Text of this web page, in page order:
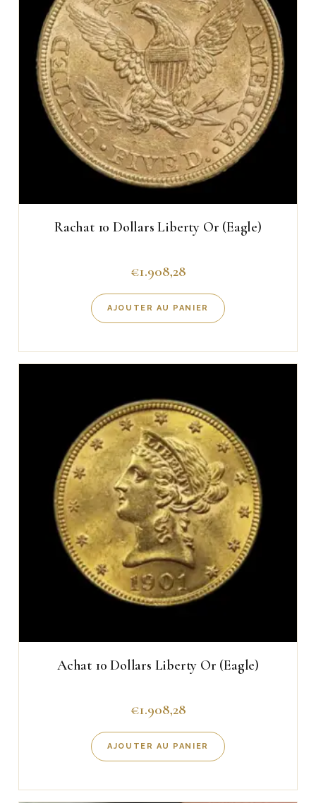
Rachat 10 Dollars Liberty Or (Eagle)
€1.908,28
AJOUTER AU PANIER
Achat 10 Dollars Liberty Or (Eagle)
€1.908,28
AJOUTER AU PANIER